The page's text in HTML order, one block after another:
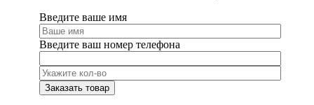
Введите ваше имя
Введите ваш номер телефона